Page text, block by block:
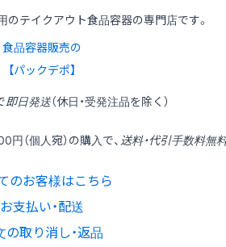
のテイクアウト食品容器の専門店です。
食品容器販売の
【パックデポ】
即日発送（休日・受発注品を除く）
円（個人宛）の購入で、 送料・代引手数料無
のお客様はこちら
お支払い・配送
の取り消し・返品